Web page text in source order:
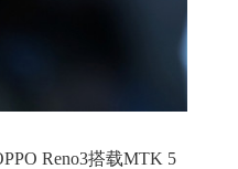
Reno3搭载MTK 5